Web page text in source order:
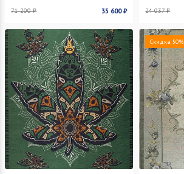
71 200 ₽ 35 600 ₽ 24 037 ₽
Скидка 50%